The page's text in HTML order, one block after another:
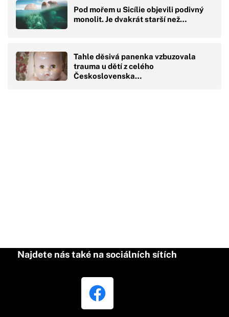
Pod mořem u Sicílie objevili podivný
monolit. Je dvakrát starší než…
Tahle děsivá panenka vzbuzovala
trauma u dětí z celého
Československa…
Najdete nás také na sociálních sítích